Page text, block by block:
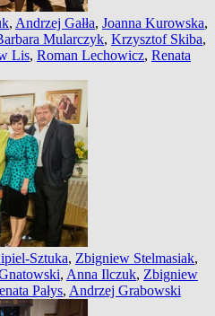
, Andrzej Gałła, Joanna Kurowska,
Mularczyk, Krzysztof Skiba,
Lis, Roman Lechowicz, Renata
Sztuka, Zbigniew Stelmasiak,
, Anna Ilczuk, Zbigniew
Pałys, Andrzej Grabowski